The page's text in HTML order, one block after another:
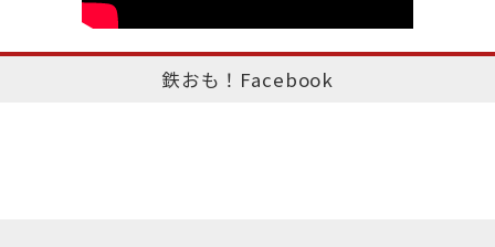
鉄おも！Facebook